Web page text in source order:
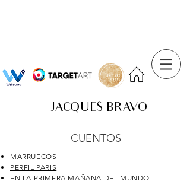
JACQUES BRAVO
MARRUECOS
PERFIL PARIS
EN LA PRIMERA MAÑANA DEL MUNDO
CUENTOS